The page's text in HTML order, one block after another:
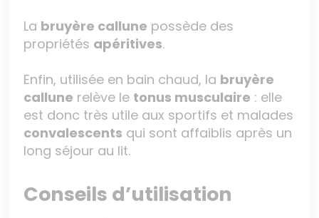
La bruyère callune possède des
propriétés apéritives.
Enfin, utilisée en bain chaud, la bruyère
callune relève le tonus musculaire : elle
est donc très utile aux sportifs et malades
convalescents qui sont affaiblis après un
long séjour au lit.
Conseils d’utilisation